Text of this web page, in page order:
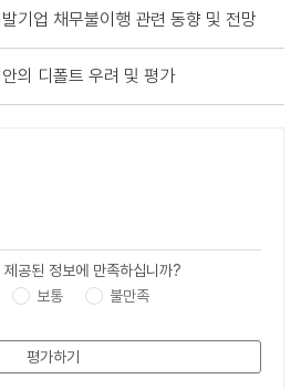
기업 채무불이행 관련 동향 및 전망
의 디폴트 우려 및 평가
공된 정보에 만족하십니까?
보통
불만족
평가하기